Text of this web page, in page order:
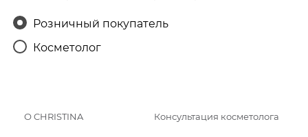
Розничный покупатель
Косметолог
О CHRISTINA Консультация косметолога